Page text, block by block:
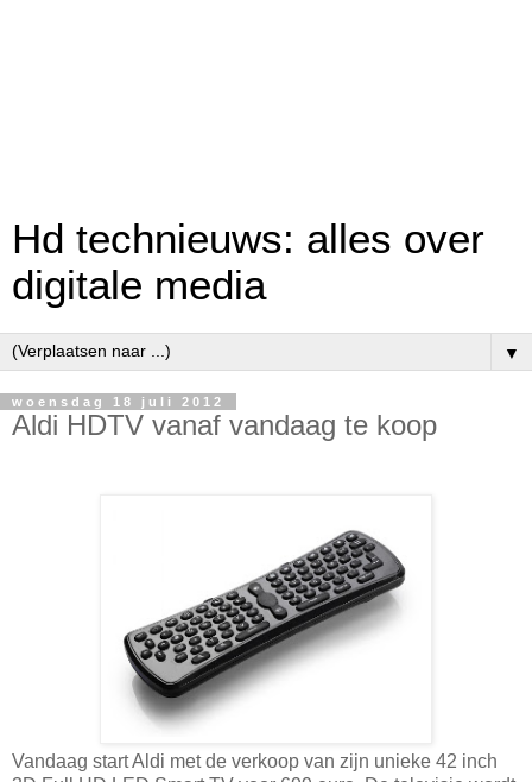
Hd technieuws: alles over
digitale media
▼
woensdag 18 juli 2012
Aldi HDTV vanaf vandaag te koop
Vandaag start Aldi met de verkoop van zijn unieke 42 inch